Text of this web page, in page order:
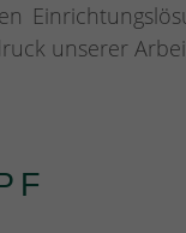
unserer